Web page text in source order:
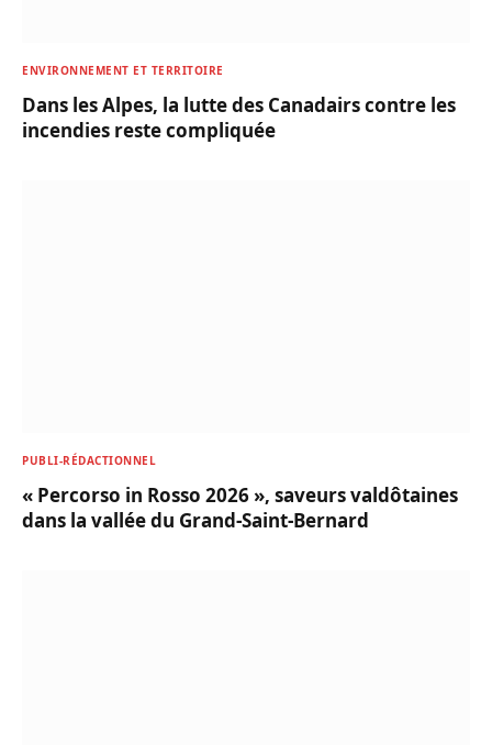
ENVIRONNEMENT ET TERRITOIRE
Dans les Alpes, la lutte des Canadairs contre les
incendies reste compliquée
PUBLI-RÉDACTIONNEL
« Percorso in Rosso 2026 », saveurs valdôtaines
dans la vallée du Grand-Saint-Bernard